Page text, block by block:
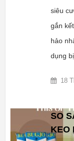
siêu
gắn
hảo
dụng
18
SO
KEO